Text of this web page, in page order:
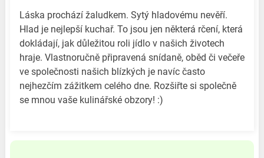
Láska prochází žaludkem. Sytý hladovému nevěří.
Hlad je nejlepší kuchař. To jsou jen některá rčení, která
dokládají, jak důležitou roli jídlo v našich životech
hraje. Vlastnoručně připravená snídaně, oběd či večeře
ve společnosti našich blízkých je navíc často
nejhezčím zážitkem celého dne. Rozšiřte si společně
se mnou vaše kulinářské obzory! :)